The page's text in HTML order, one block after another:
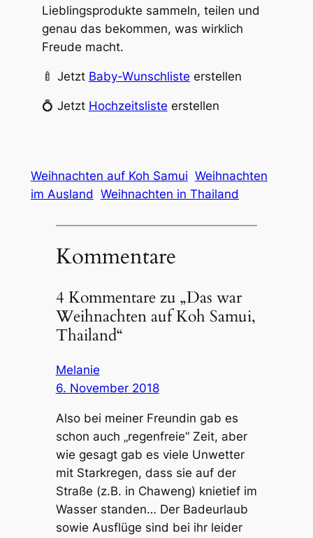
Lieblingsprodukte sammeln, teilen und
genau das bekommen, was wirklich
Freude macht.
🍼 Jetzt Baby-Wunschliste erstellen
💍 Jetzt Hochzeitsliste erstellen
Weihnachten auf Koh Samui Weihnachten
im Ausland Weihnachten in Thailand
Kommentare
4 Kommentare zu „Das war
Weihnachten auf Koh Samui,
Thailand“
Melanie
6. November 2018
Also bei meiner Freundin gab es
schon auch „regenfreie“ Zeit, aber
wie gesagt gab es viele Unwetter
mit Starkregen, dass sie auf der
Straße (z.B. in Chaweng) knietief im
Wasser standen… Der Badeurlaub
sowie Ausflüge sind bei ihr leider